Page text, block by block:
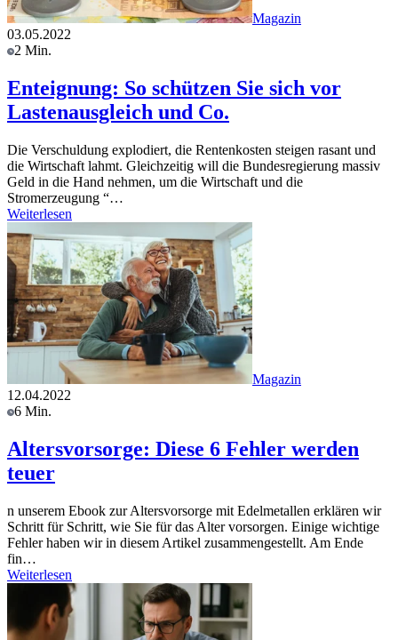
Magazin
03.05.2022
2 Min.
Enteignung: So schützen Sie sich vor
Lastenausgleich und Co.
Die Verschuldung explodiert, die Rentenkosten steigen rasant und
die Wirtschaft lahmt. Gleichzeitig will die Bundesregierung massiv
Geld in die Hand nehmen, um die Wirtschaft und die
Stromerzeugung “…
Weiterlesen
Magazin
12.04.2022
6 Min.
Altersvorsorge: Diese 6 Fehler werden
teuer
n unserem Ebook zur Altersvorsorge mit Edelmetallen erklären wir
Schritt für Schritt, wie Sie für das Alter vorsorgen. Einige wichtige
Fehler haben wir in diesem Artikel zusammengestellt. Am Ende
fin…
Weiterlesen